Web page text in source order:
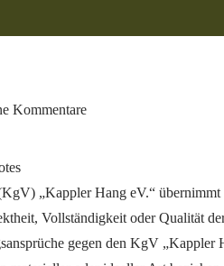
Kommentare
„Kappler Hang eV.“
Vollständigkeit oder Qualität
gegen den KgV „Kappler